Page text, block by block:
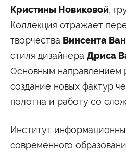
Контакты
Администрация
Подписаться на нас
 
Министерство науки и
Министерство
Федерации
Кристины Новиковой,
Коллекция отражает
творчества Винсента Ван
стиля дизайнера Дриса
Основным направлением
создание новых фактур
полотна и работу со
Институт
современного